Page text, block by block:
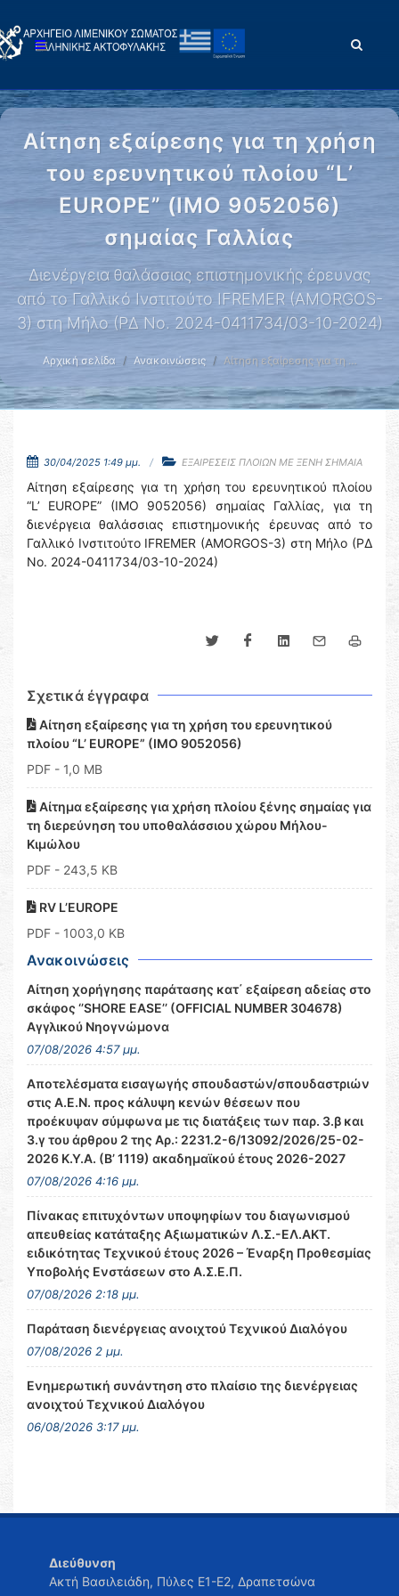
Αίτηση εξαίρεσης για τη χρήση
του ερευνητικού πλοίου “L’
EUROPE” (IMO 9052056)
σημαίας Γαλλίας
Διενέργεια θαλάσσιας επιστημονικής έρευνας
από το Γαλλικό Ινστιτούτο IFREMER (AMORGOS-
3) στη Μήλο (ΡΔ Νο. 2024-0411734/03-10-2024)
Αρχική σελίδα Ανακοινώσεις Αίτηση εξαίρεσης για τη …
30/04/2025 1:49 μμ. ΕΞΑΙΡΕΣΕΙΣ ΠΛΟΙΩΝ ΜΕ ΞΕΝΗ ΣΗΜΑΙΑ
Αίτηση εξαίρεσης για τη χρήση του ερευνητικού πλοίου
“L’ EUROPE” (IMO 9052056) σημαίας Γαλλίας, για τη
διενέργεια θαλάσσιας επιστημονικής έρευνας από το
Γαλλικό Ινστιτούτο IFREMER (AMORGOS-3) στη Μήλο (ΡΔ
Νο. 2024-0411734/03-10-2024)
Σχετικά έγγραφα
Αίτηση εξαίρεσης για τη χρήση του ερευνητικού
πλοίου “L’ EUROPE” (IMO 9052056)
PDF - 1,0 MB
Αίτημα εξαίρεσης για χρήση πλοίου ξένης σημαίας για
τη διερεύνηση του υποθαλάσσιου χώρου Μήλου-
Κιμώλου
PDF - 243,5 KB
RV L’EUROPE
PDF - 1003,0 KB
Ανακοινώσεις
Αίτηση χορήγησης παράτασης κατ΄ εξαίρεση αδείας στο
σκάφος ‘’SHORE EASE’’ (OFFICIAL NUMBER 304678)
Αγγλικού Νηογνώμονα
07/08/2026 4:57 μμ.
Αποτελέσματα εισαγωγής σπουδαστών/σπουδαστριών
στις Α.Ε.Ν. προς κάλυψη κενών θέσεων που
προέκυψαν σύμφωνα με τις διατάξεις των παρ. 3.β και
3.γ του άρθρου 2 της Αρ.: 2231.2-6/13092/2026/25-02-
2026 Κ.Υ.Α. (Β’ 1119) ακαδημαϊκού έτους 2026-2027
07/08/2026 4:16 μμ.
Πίνακας επιτυχόντων υποψηφίων του διαγωνισμού
απευθείας κατάταξης Αξιωματικών Λ.Σ.-ΕΛ.ΑΚΤ.
ειδικότητας Τεχνικού έτους 2026 – Έναρξη Προθεσμίας
Υποβολής Ενστάσεων στο Α.Σ.Ε.Π.
07/08/2026 2:18 μμ.
Παράταση διενέργειας ανοιχτού Τεχνικού Διαλόγου
07/08/2026 2 μμ.
Ενημερωτική συνάντηση στο πλαίσιο της διενέργειας
ανοιχτού Τεχνικού Διαλόγου
06/08/2026 3:17 μμ.
Διεύθυνση
Ακτή Βασιλειάδη, Πύλες Ε1-Ε2, Δραπετσώνα